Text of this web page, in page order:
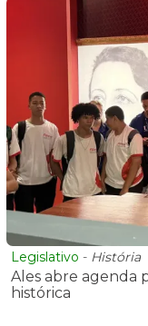
Legislativo - História
Ales abre agenda
histórica